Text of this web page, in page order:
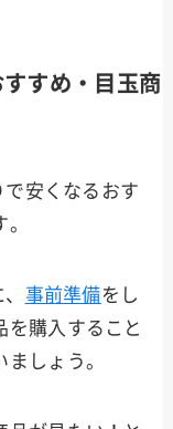
すめ・目玉商
安くなるおす
事前準備をし
を購入すること
しょう。